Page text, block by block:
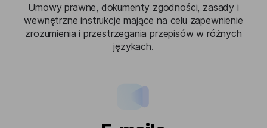
Umowy prawne, dokumenty zgodności, zasady i
wewnętrzne instrukcje mające na celu zapewnienie
zrozumienia i przestrzegania przepisów w różnych
językach.